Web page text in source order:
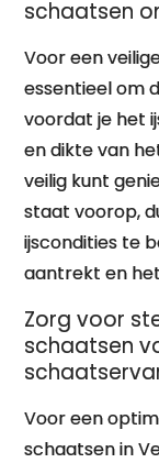
schaatsen
Voor een
essentieel om
voordat je het
en dikte van
veilig kunt
staat voorop,
ijscondities te
aantrekt en
Zorg voor
schaatsen
Voor een
schaatsen in